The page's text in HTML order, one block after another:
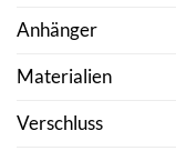
Anhänger
Materialien
Verschluss